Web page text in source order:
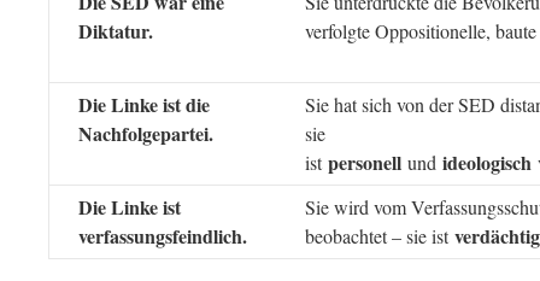
Diktatur.
verfolgte Oppositionelle,
Die Linke ist die
Nachfolgepartei.
Sie hat sich von der SED
sie
istpersonell und ideologisch
Die Linke ist
verfassungsfeindlich.
Sie wird vom
beobachtet – sie istverdächtig